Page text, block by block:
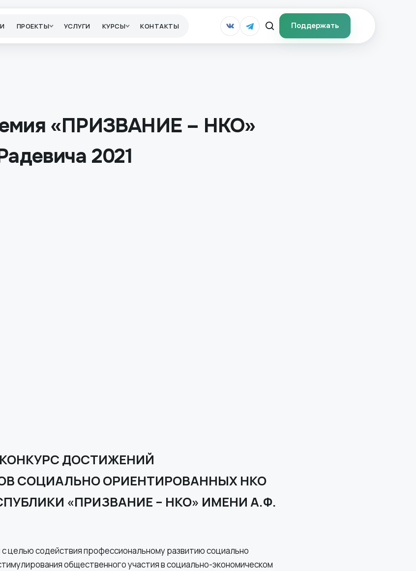
ПРОЕКТЫ УСЛУГИ КУРСЫ КОНТАКТЫ Поддержать
«ПРИЗВАНИЕ – НКО»
2021
ДОСТИЖЕНИЙ
СОЦИАЛЬНО ОРИЕНТИРОВАННЫХ НКО
«ПРИЗВАНИЕ – НКО» ИМЕНИ А.Ф.
целью содействия профессиональному развитию социально
общественного участия в социально-экономическом